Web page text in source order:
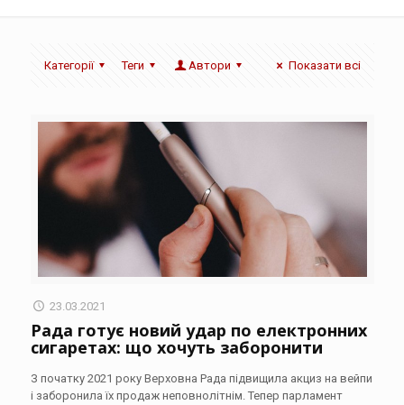
Категорії Теги Автори Показати всі
23.03.2021
Рада готує новий удар по електронних
сигаретах: що хочуть заборонити
З початку 2021 року Верховна Рада підвищила акциз на вейпи
і заборонила їх продаж неповнолітнім. Тепер парламент